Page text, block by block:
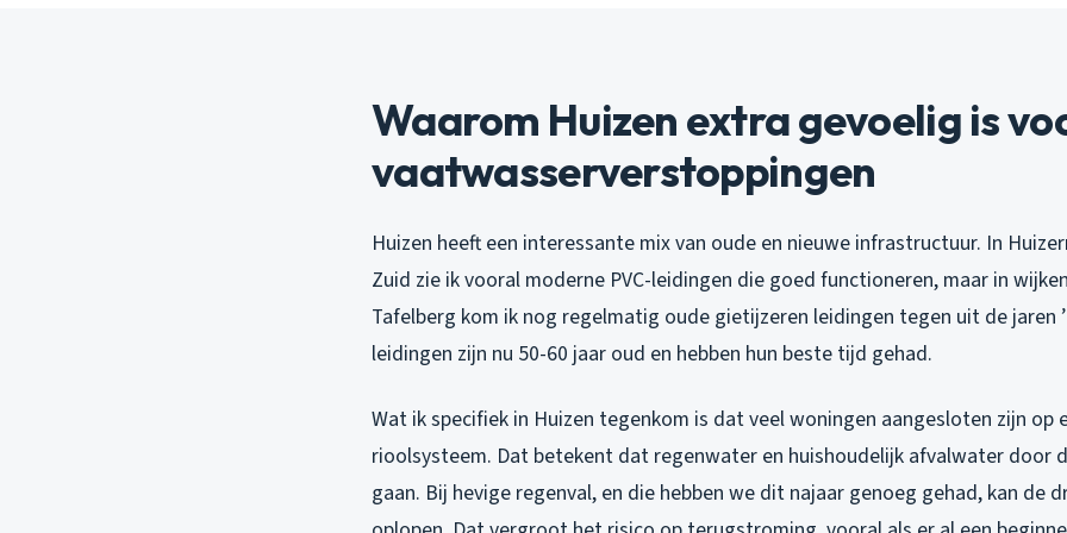
Waarom Huizen extra gevoelig is
vaatwasserverstoppingen
Huizen heeft een interessante mix van oude en nieuwe infrastructuur. In
Zuid zie ik vooral moderne PVC-leidingen die goed functioneren, maar in
Tafelberg kom ik nog regelmatig oude gietijzeren leidingen tegen uit de jaren
leidingen zijn nu 50-60 jaar oud en hebben hun beste tijd gehad.
Wat ik specifiek in Huizen tegenkom is dat veel woningen aangesloten zijn op
rioolsysteem. Dat betekent dat regenwater en huishoudelijk afvalwater door
gaan. Bij hevige regenval, en die hebben we dit najaar genoeg gehad, kan de